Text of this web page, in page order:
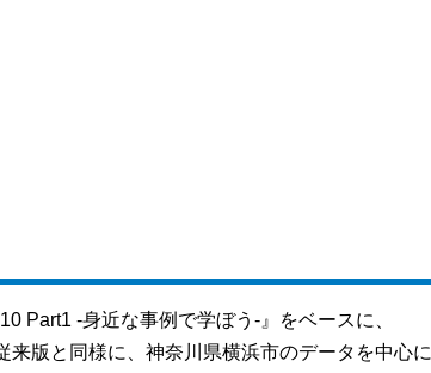
Part1 ‐身近な事例で学ぼう-』をベースに、
版と同様に、神奈川県横浜市のデータを中心に